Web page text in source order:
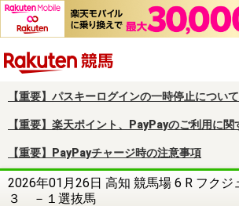
【重要】パスキーログインの一時停止について
【重要】楽天ポイント、PayPayのご利用に関
【重要】PayPayチャージ時の注意事項
2026年01月26日 高知 競馬場 6 R フク
３ －１選抜馬